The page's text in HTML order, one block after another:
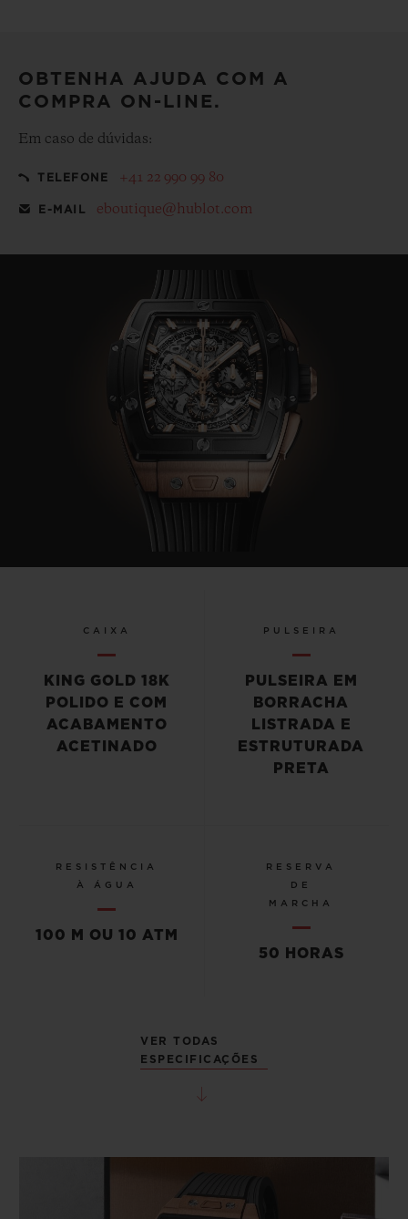
OBTENHA AJUDA COM A
COMPRA ON-LINE.
Em caso de dúvidas:
TELEFONE +41 22 990 99 80
E-MAIL eboutique@hublot.com
CAIXA
KING GOLD 18K
POLIDO E COM
ACABAMENTO
ACETINADO
PULSEIRA
PULSEIRA EM
BORRACHA
LISTRADA E
ESTRUTURADA
PRETA
RESISTÊNCIA
À ÁGUA
100 M OU 10 ATM
RESERVA
DE
MARCHA
50 HORAS
VER TODAS
ESPECIFICAÇÕES